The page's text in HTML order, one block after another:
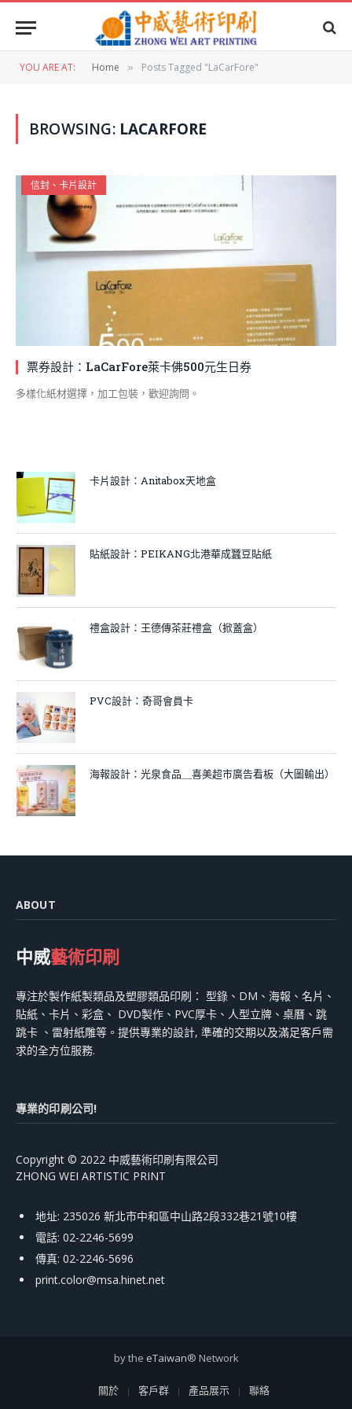
YOU ARE AT: Home » Posts Tagged "LaCarFore"
BROWSING: LACARFORE
信封、卡片設計
票券設計：LaCarFore萊卡佛500元生日券
多樣化紙材選擇，加工包裝，歡迎詢問。
卡片設計：Anitabox天地盒
貼紙設計：PEIKANG北港華成蠶豆貼紙
禮盒設計：王德傳茶莊禮盒（掀蓋盒）
PVC設計：奇哥會員卡
海報設計：光泉食品＿喜美超市廣告看板（大圖輸出）
ABOUT
中威藝術印刷
專注於製作紙製類品及塑膠類品印刷： 型錄、DM、海報、名片、
貼紙、卡片、彩盒、 DVD製作、PVC厚卡、人型立牌、桌曆、跳
跳卡 、雷射紙雕等。提供專業的設計, 準確的交期以及滿足客戶需
求的全方位服務.
專業的印刷公司!
Copyright © 2022 中威藝術印刷有限公司
ZHONG WEI ARTISTIC PRINT
地址: 235026 新北市中和區中山路2段332巷21號10樓
電話: 02-2246-5699
傳真: 02-2246-5696
print.color@msa.hinet.net
by the eTaiwan® Network
關於 客戶群 產品展示 聯絡